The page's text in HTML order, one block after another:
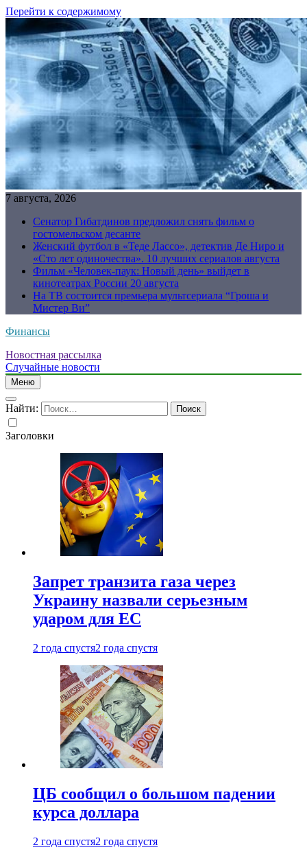
Перейти к содержимому
7 августа, 2026
Сенатор Гибатдинов предложил снять фильм о
гостомельском десанте
Женский футбол в «Теде Лассо», детектив Де Ниро и
«Сто лет одиночества». 10 лучших сериалов августа
Фильм «Человек-паук: Новый день» выйдет в
кинотеатрах России 20 августа
На ТВ состоится премьера мультсериала “Гроша и
Мистер Ви”
Финансы
Новостная рассылка
Случайные новости
Меню
Найти:
Заголовки
Запрет транзита газа через
Украину назвали серьезным
ударом для ЕС
2 года спустя2 года спустя
ЦБ сообщил о большом падении
курса доллара
2 года спустя2 года спустя